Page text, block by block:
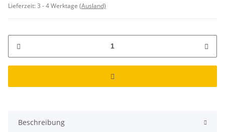
Lieferzeit:3 - 4 Werktage (Ausland)
Beschreibung